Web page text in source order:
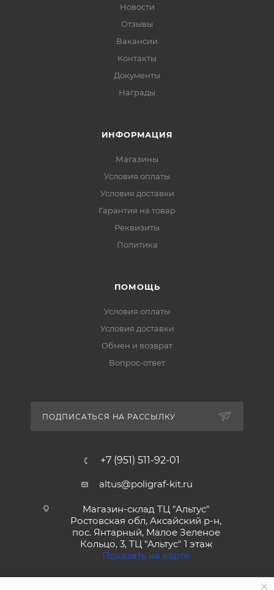
Новости
Отзывы
Вакансии
Контакты
Документы
Награды
ИНФОРМАЦИЯ
Магазины
Условия оплаты
Условия доставки
Гарантия на товар
Реквизиты
Политика
ПОМОЩЬ
Условия оплаты
Условия доставки
Обмен и возврат
Вопрос-ответ
ПОДПИСАТЬСЯ НА РАССЫЛКУ
+7 (951) 511-92-01
altus@poligraf-kit.ru
Магазин-склад ТЦ "Альтус"
Ростовская обл, Аксайский р-н,
пос. Янтарный, Малое Зеленое
Кольцо, 3, ТЦ "Альтус" 1 этаж
Показать на карте